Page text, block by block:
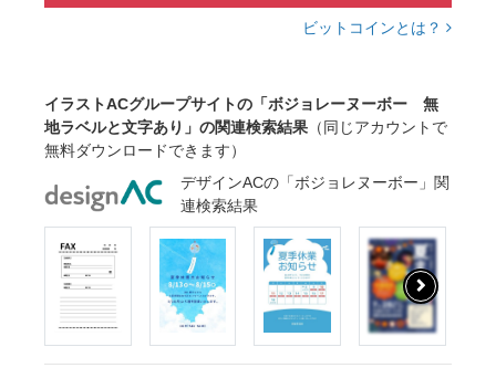
ビットコインとは？
イラストACグループサイトの「ボジョレーヌーボー 無
地ラベルと文字あり」の関連検索結果 （同じアカウントで
無料ダウンロードできます）
デザインACの「ボジョレヌーボー」関
連検索結果